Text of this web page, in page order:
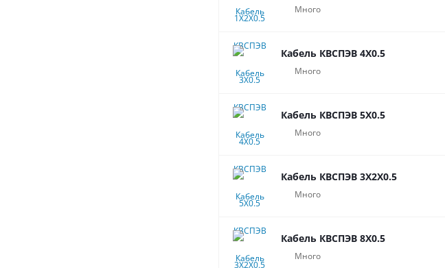
Много
Кабель КВСПЭВ 4Х0.5
Много
Кабель КВСПЭВ 5Х0.5
Много
Кабель КВСПЭВ 3Х2Х0.5
Много
Кабель КВСПЭВ 8Х0.5
Много